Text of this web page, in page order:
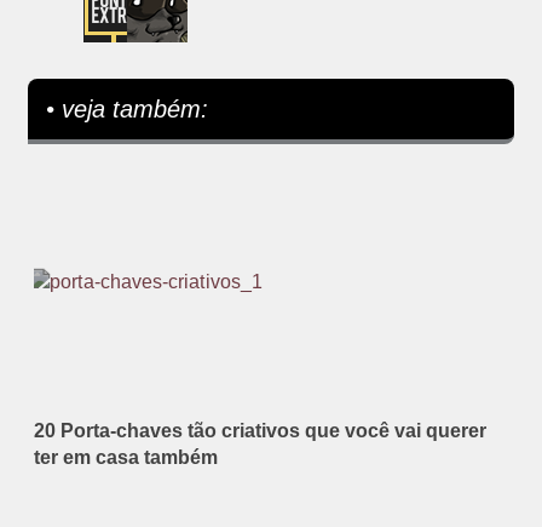
• veja também:
20 Porta-chaves tão criativos que você vai querer
ter em casa também